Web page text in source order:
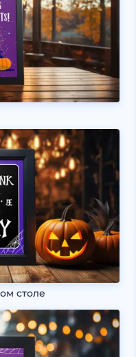
столе